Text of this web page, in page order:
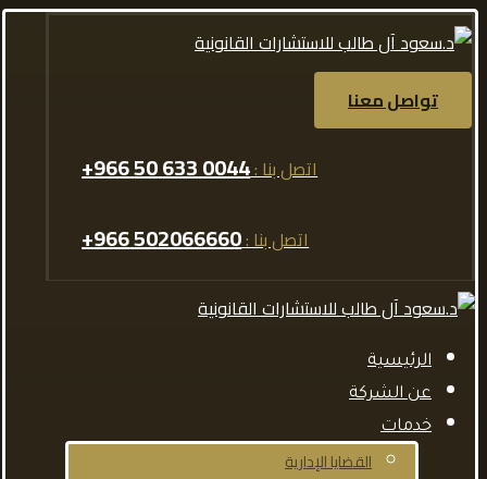
تواصل معنا
اتصل بنا :0044 633 50 966+
اتصل بنا :502066660 966+
الرئيسية
عن الشركة
خدمات
القضايا الإدارية